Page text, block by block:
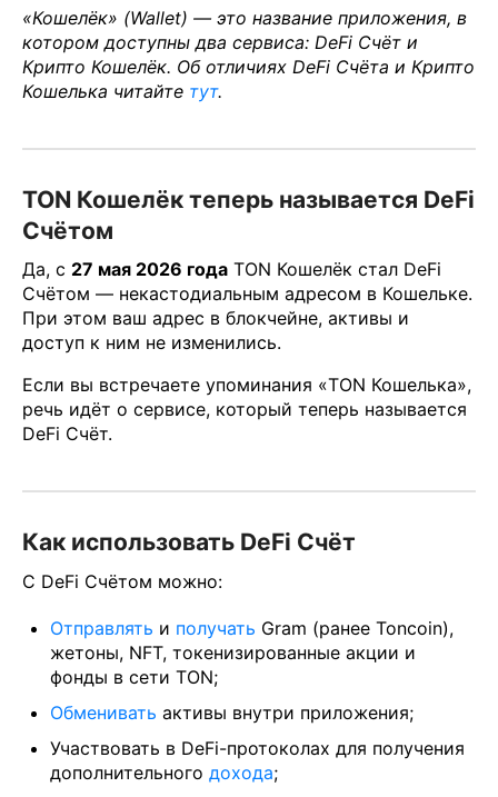
«Кошелёк» (Wallet) — это название приложения, в
котором доступны два сервиса: DeFi Счёт и
Крипто Кошелёк. Об отличиях DeFi Счёта и Крипто
Кошелька читайте тут.
TON Кошелёк теперь называется DeFi
Счётом
Да, с 27 мая 2026 года TON Кошелёк стал DeFi
Счётом — некастодиальным адресом в Кошельке.
При этом ваш адрес в блокчейне, активы и
доступ к ним не изменились.
Если вы встречаете упоминания «TON Кошелька»,
речь идёт о сервисе, который теперь называется
DeFi Счёт.
Как использовать DeFi Счёт
С DeFi Счётом можно:
Отправлять и получать Gram (ранее Toncoin),
жетоны, NFT, токенизированные акции и
фонды в сети TON;
Обменивать активы внутри приложения;
Участвовать в DeFi-протоколах для получения
дополнительного дохода;